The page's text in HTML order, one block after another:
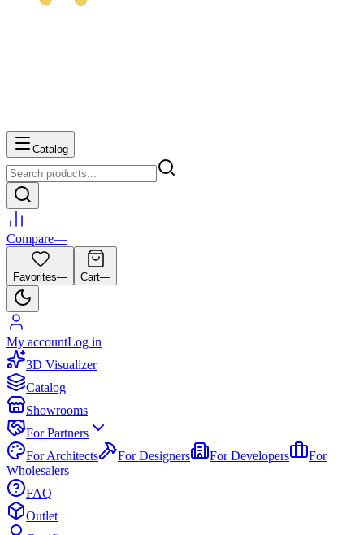
Catalog
Compare—
Favorites— Cart—
My accountLog in
3D Visualizer
Catalog
Showrooms
For Partners
For Architects
For Designers For Developers
For
Wholesalers
FAQ
Outlet